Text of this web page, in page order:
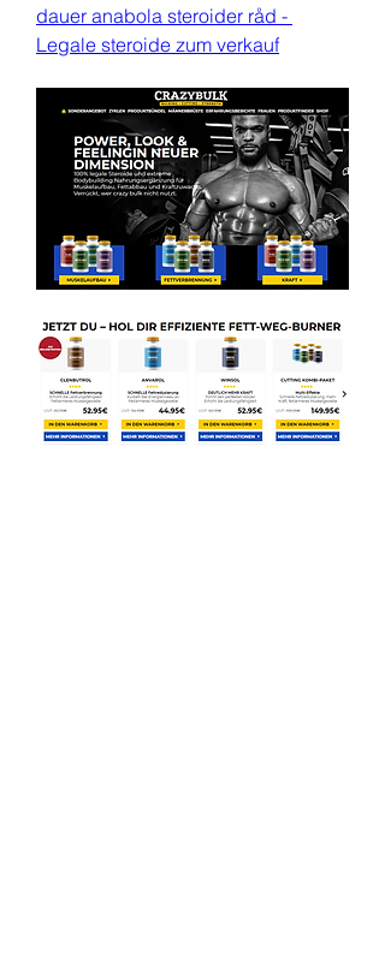
dauer anabola steroider råd -
Legale steroide zum verkauf